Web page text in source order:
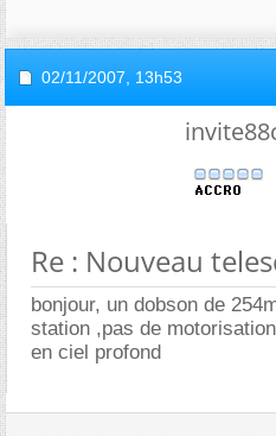
02/11/2007, 13h53
Re : Nouveau
bonjour, un dobson de
station ,pas de
en ciel profond